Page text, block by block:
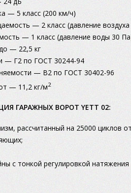
— 5 класс (200 км/ч)
— 2 класс (давление
— 1 класс (давление воды 30
— 22,5 кг
— Г2 по ГОСТ 30244-94
— В2 по ГОСТ 30402-96
— 11,2 кг/м2
ГАРАЖНЫХ ВОРОТ YETT 02:
рассчитанный на 25000 циклов
с тонкой регулировкой натяжения